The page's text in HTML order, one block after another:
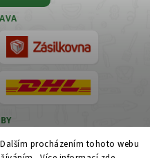
procházením tohoto webu